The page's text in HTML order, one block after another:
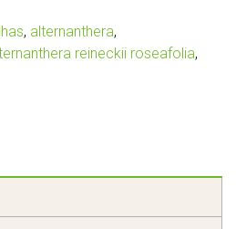
, alternanthera,
reineckii roseafolia,